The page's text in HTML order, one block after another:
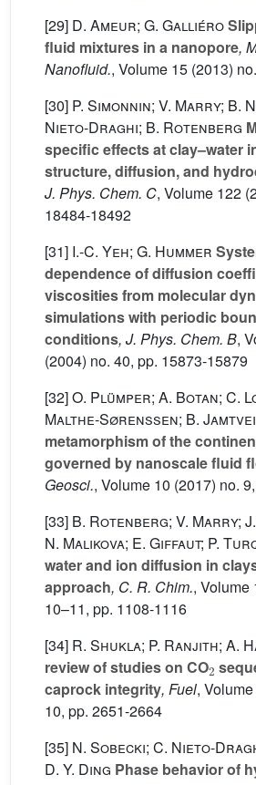
[29] D. Ameur; G. Galliéro
fluid mixtures in a nanopore,
Nanofluid., Volume 15 (2013)
[30] P. Simonnin; V. Marry; B.
Nieto-Draghi; B. Rotenberg
specific effects at clay–water
structure, diffusion, and
J. Phys. Chem. C, Volume 122
18484-18492
[31] I.-C. Yeh; G. Hummer
dependence of diffusion
viscosities from molecular
simulations with periodic
conditions, J. Phys. Chem. B,
(2004) no. 40, pp. 15873-15879
[32]O. Plümper; A. Botan; C.
Malthe-Sørenssen; B.
metamorphism of the
governed by nanoscale fluid
Geosci., Volume 10 (2017) no.
[33] B. Rotenberg; V. Marry;
N. Malikova; E. Giffaut; P.
water and ion diffusion in
approach, C. R. Chim., Volume
10–11, pp. 1108-1116
[34] R. Shukla; P. Ranjith; A.
review of studies on CO
2
caprock integrity, Fuel,
10, pp. 2651-2664
[35] N. Sobecki; C. Nieto-
D. Y. Ding Phase behavior of